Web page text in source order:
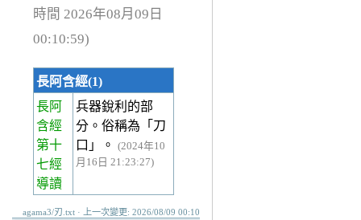
時間 2026年08月09日
00:10:59)
長阿含經(1)
長阿
含經
第十
七經
導讀
兵器銳利的部
分。俗稱為「刀
口」。
(2024年10
月16日 21:23:27)
agama3/刃.txt · 上一次變更: 2026/08/09 00:10